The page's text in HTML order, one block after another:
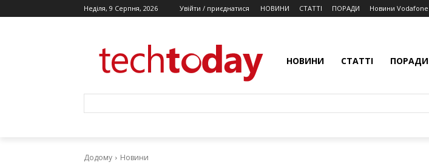
Неділя, 9 Серпня, 2026 Увійти / приєднатися НОВИНИ СТАТТІ ПОРАДИ Новини Vodafone
НОВИНИ СТАТТІ ПОРАДИ
Додому Новини